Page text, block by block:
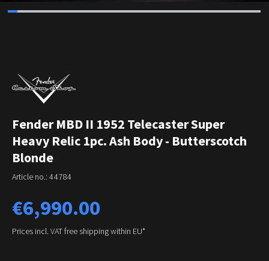
Fender MBD II 1952 Telecaster Super
Heavy Relic 1pc. Ash Body - Butterscotch
Blonde
Article no.: 44784
Regular price:
€6,990.00
Prices incl. VAT free shipping within EU*